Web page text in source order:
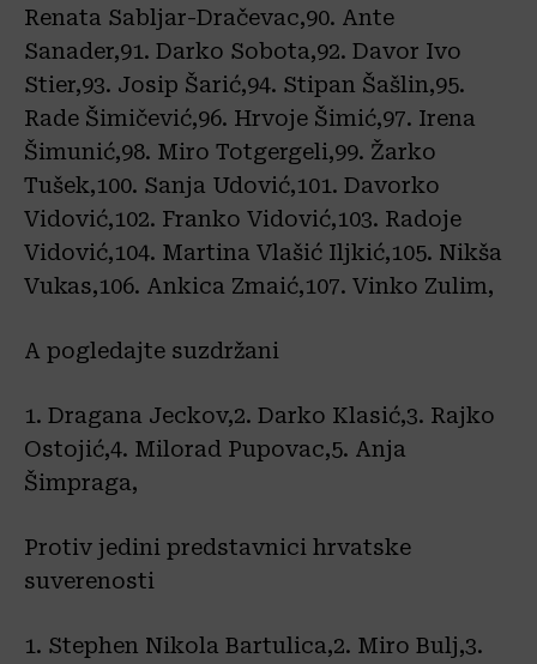
Renata Sabljar-Dračevac,90. Ante
Sanader,91. Darko Sobota,92. Davor Ivo
Stier,93. Josip Šarić,94. Stipan Šašlin,95.
Rade Šimičević,96. Hrvoje Šimić,97. Irena
Šimunić,98. Miro Totgergeli,99. Žarko
Tušek,100. Sanja Udović,101. Davorko
Vidović,102. Franko Vidović,103. Radoje
Vidović,104. Martina Vlašić Iljkić,105. Nikša
Vukas,106. Ankica Zmaić,107. Vinko Zulim,
A pogledajte suzdržani
1. Dragana Jeckov,2. Darko Klasić,3. Rajko
Ostojić,4. Milorad Pupovac,5. Anja
Šimpraga,
Protiv jedini predstavnici hrvatske
suverenosti
1. Stephen Nikola Bartulica,2. Miro Bulj,3.